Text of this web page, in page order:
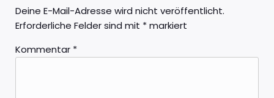
Deine E-Mail-Adresse wird nicht veröffentlicht.
Erforderliche Felder sind mit *markiert
Kommentar *